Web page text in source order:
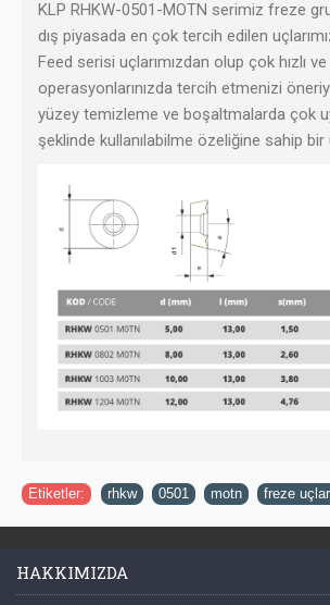
KLP RHKW-0501-MOTN serimiz freze
dış piyasada en çok tercih edilen
Feed serisi uçlarımızdan olup çok hızlı
operasyonlarınızda tercih etmenizi
yüzey temizleme ve boşaltmalarda çok
şeklinde kullanılabilme özeliğine sahip bir
Etiketler: rhkw 0501 motn freze
HAKKIMIZDA